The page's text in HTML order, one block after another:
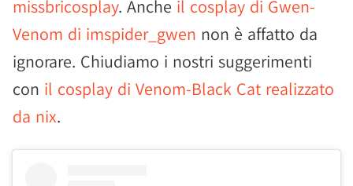
missbricosplay. Anche il cosplay di Gwen-
Venom di imspider_gwen non è affatto da
ignorare. Chiudiamo i nostri suggerimenti
con il cosplay di Venom-Black Cat realizzato
da nix.